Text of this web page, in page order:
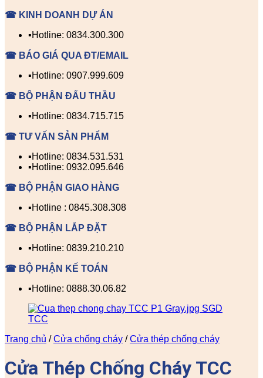
☎ KINH DOANH DỰ ÁN
▪️Hotline: 0834.300.300
☎ BÁO GIÁ QUA ĐT/EMAIL
▪️Hotline: 0907.999.609
☎ BỘ PHẬN ĐẤU THẦU
▪️Hotline: 0834.715.715
☎ TƯ VẤN SẢN PHẨM
▪️Hotline: 0834.531.531
▪️Hotline: 0932.095.646
☎ BỘ PHẬN GIAO HÀNG
▪️Hotline : 0845.308.308
☎ BỘ PHẬN LẮP ĐẶT
▪️Hotline: 0839.210.210
☎ BỘ PHẬN KẾ TOÁN
▪️Hotline: 0888.30.06.82
Trang chủ / Cửa chống cháy / Cửa thép chống cháy
Cửa Thép Chống Cháy TCC